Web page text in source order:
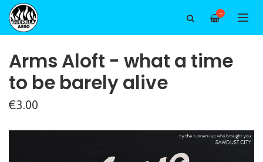
—
Arms Aloft - what a time
to be barely alive
€3.00